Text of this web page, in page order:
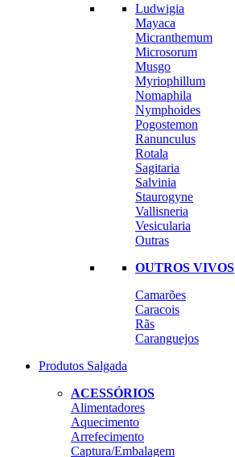
Ludwigia
Mayaca
Micranthemum
Microsorum
Musgo
Myriophillum
Nomaphila
Nymphoides
Pogostemon
Ranunculus
Rotala
Sagitaria
Salvinia
Staurogyne
Vallisneria
Vesicularia
Outras
OUTROS VIVOS
Camarões
Caracois
Rãs
Caranguejos
Produtos Salgada
ACESSÓRIOS
Alimentadores
Aquecimento
Arrefecimento
Captura/Embalagem